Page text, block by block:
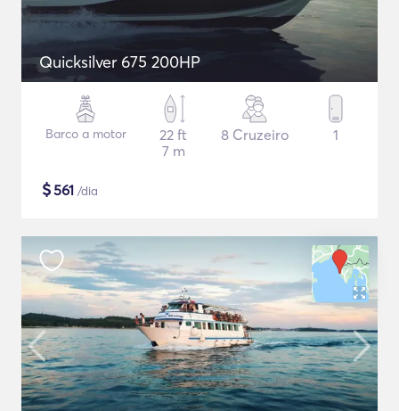
Quicksilver 675 200HP
Barco a motor
22 ft
7 m
8 Cruzeiro 1
$561 /dia